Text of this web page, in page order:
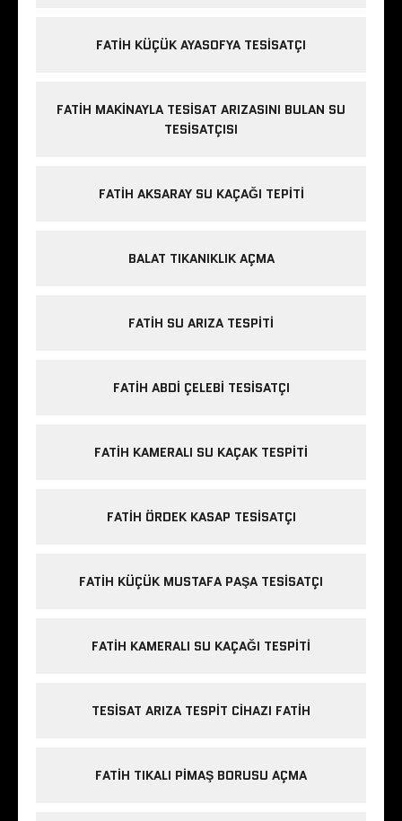
FATIH KÜÇÜK AYASOFYA TESISATÇI
FATIH MAKINAYLA TESISAT ARIZASINI BULAN SU
TESISATÇISI
FATIH AKSARAY SU KAÇAĞI TEPITI
BALAT TIKANIKLIK AÇMA
FATIH SU ARIZA TESPITI
FATIH ABDI ÇELEBI TESISATÇI
FATIH KAMERALI SU KAÇAK TESPITI
FATIH ÖRDEK KASAP TESISATÇI
FATIH KÜÇÜK MUSTAFA PAŞA TESISATÇI
FATIH KAMERALI SU KAÇAĞI TESPITI
TESISAT ARIZA TESPIT CIHAZI FATIH
FATIH TIKALI PIMAŞ BORUSU AÇMA